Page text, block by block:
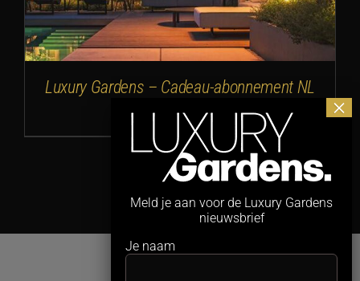
Luxury Gardens – Cadeau-abonnement NL
28,35
Meld je aan voor de Luxury Gardens
nieuwsbrief
Je naam